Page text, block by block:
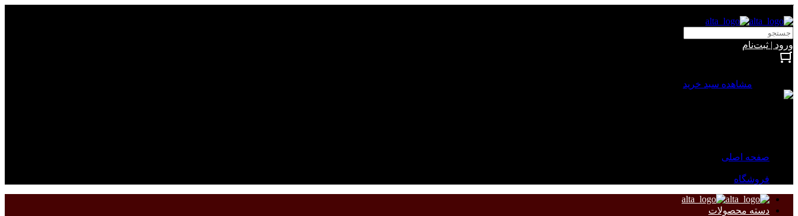
ورود | ثبت‌نام
مشاهده سبد خرید
صفحه اصلی
فروشگاه
دسته محصولات